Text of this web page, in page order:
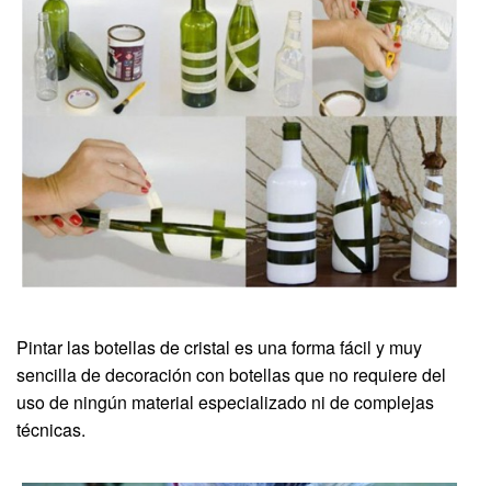
Pintar las botellas de cristal es una forma fácil y muy
sencilla de decoración con botellas que no requiere del
uso de ningún material especializado ni de complejas
técnicas.